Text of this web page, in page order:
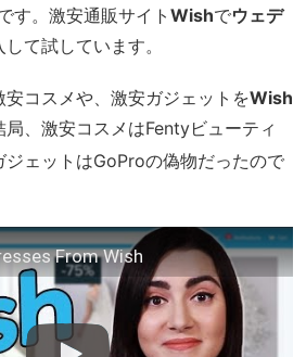
す。激安通販サイト Wishでウェデ
して試しています。
コスメや、激安ガジェットをWish
、激安コスメはFentyビューティ
ジェットはGoProの偽物だったので
From Wish